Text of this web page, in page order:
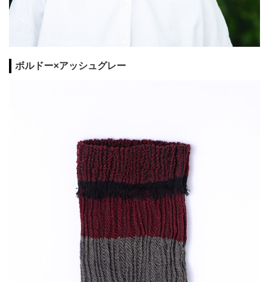
ボルドー×アッシュグレー